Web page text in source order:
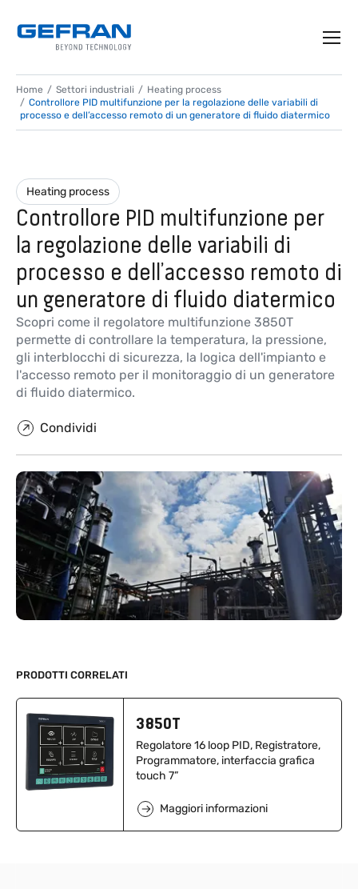
Home Settori industriali
Heating process
Controllore PID multifunzione per la regolazione delle variabili di
processo e dell’accesso remoto di un generatore di fluido diatermico
Heating process
Controllore PID multifunzione per
la regolazione delle variabili di
processo e dell’accesso remoto di
un generatore di fluido diatermico
Scopri come il regolatore multifunzione 3850T
permette di controllare la temperatura, la pressione,
gli interblocchi di sicurezza, la logica dell'impianto e
l'accesso remoto per il monitoraggio di un generatore
di fluido diatermico.
Condividi
PRODOTTI CORRELATI
3850T
Regolatore 16 loop PID, Registratore,
Programmatore, interfaccia grafica
touch 7”
Maggiori informazioni